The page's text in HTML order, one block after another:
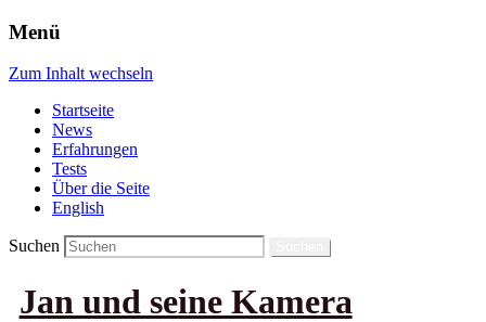
Menü
Zum Inhalt wechseln
Startseite
News
Erfahrungen
Tests
Über die Seite
English
Suchen
Jan und seine Kamera